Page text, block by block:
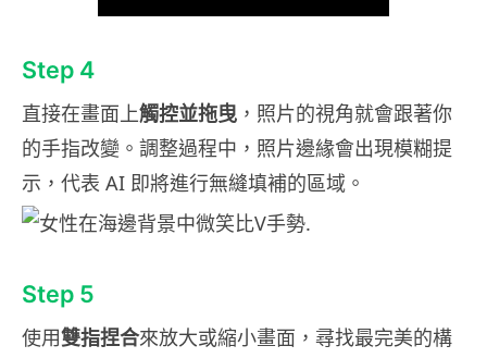
Step 4
直接在畫面上觸控並拖曳 ，照片的視角就會跟著你
的手指改變。調整過程中，照片邊緣會出現模糊提
示，代表 AI 即將進行無縫填補的區域。
Step 5
使用雙指捏合來放大或縮小畫面，尋找最完美的構